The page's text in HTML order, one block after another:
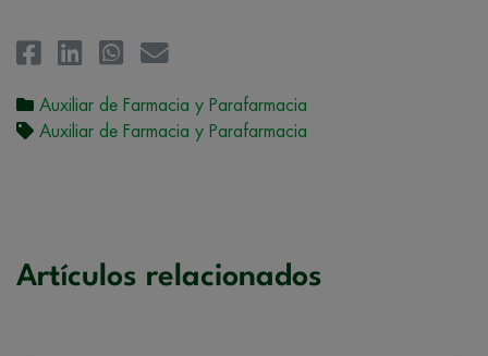
Auxiliar de Farmacia y Parafarmacia
Auxiliar de Farmacia y Parafarmacia
Artículos relacionados